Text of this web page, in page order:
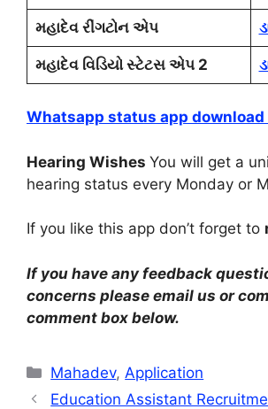
મહાદેવ રીંગટોન એપ
મહાદેવ વિડિયો સ્ટેટસ એપ 2
Whatsapp status app download
Hearing Wishes You will get a
hearing status every Monday or
If you like this app don’t forget to
If you have any feedback
concerns please email us or
comment box below.
Categories
Mahadev, Application
Education Assistant